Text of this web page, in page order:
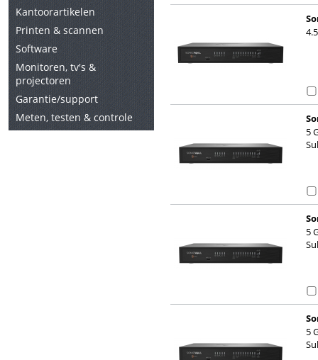
Kantoorartikelen
Printen & scannen
Software
Monitoren, tv's &
projectoren
Garantie/support
Meten, testen & controle
5
5
5